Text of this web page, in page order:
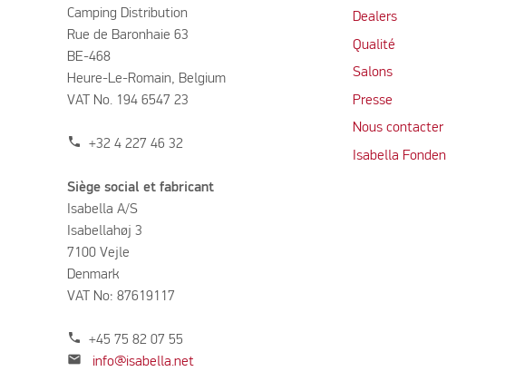
Camping Distribution
Rue de Baronhaie 63
BE-468
Heure-Le-Romain, Belgium
VAT No. 194 6547 23
phone +32 4 227 46 32
Siège social et fabricant
Isabella A/S
Isabellahøj 3
7100 Vejle
Denmark
VAT No: 87619117
phone +45 75 82 07 55
mail info@isabella.net
Dealers
Qualité
Salons
Presse
Nous contacter
Isabella Fonden